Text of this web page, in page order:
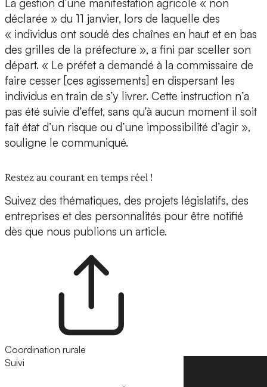
La gestion d’une manifestation agricole « non
déclarée » du 11 janvier, lors de laquelle des
« individus ont soudé des chaînes en haut et en bas
des grilles de la préfecture », a fini par sceller son
départ. « Le préfet a demandé à la commissaire de
faire cesser [ces agissements] en dispersant les
individus en train de s’y livrer. Cette instruction n’a
pas été suivie d’effet, sans qu’à aucun moment il soit
fait état d’un risque ou d’une impossibilité d’agir »,
souligne le communiqué.
Restez au courant en temps réel !
Suivez des thématiques, des projets législatifs, des
entreprises et des personnalités pour être notifié
dès que nous publions un article.
Coordination rurale
Suivi